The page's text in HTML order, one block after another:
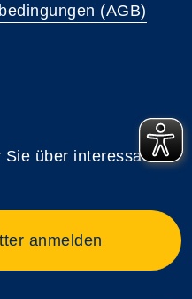
(AGB)
über interessante
anmelden